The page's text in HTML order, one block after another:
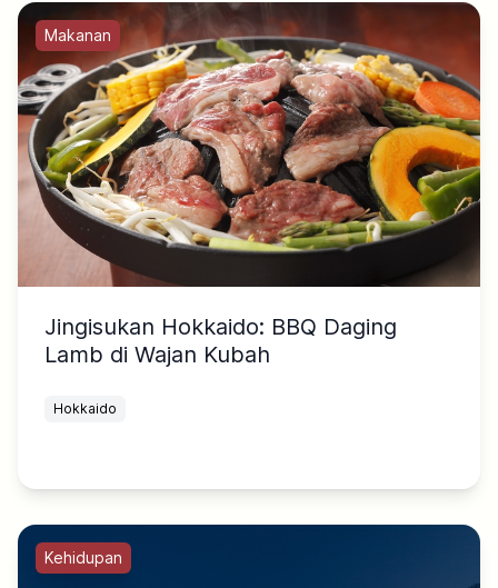
Makanan
Jingisukan Hokkaido: BBQ Daging
Lamb di Wajan Kubah
Hokkaido
Kehidupan